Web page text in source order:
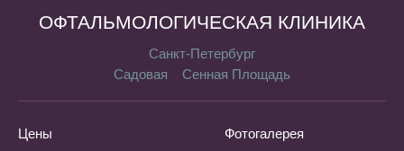
ОФТАЛЬМОЛОГИЧЕСКАЯ КЛИНИКА
Санкт-Петербург
Садовая
Сенная Площадь
Цены Фотогалерея